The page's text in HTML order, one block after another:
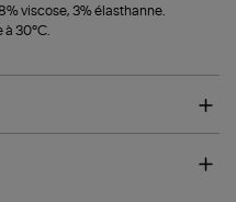
viscose, 3% élasthanne.
à 30°C.